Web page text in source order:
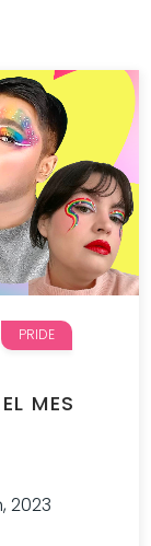
PRIDE
MES
2023